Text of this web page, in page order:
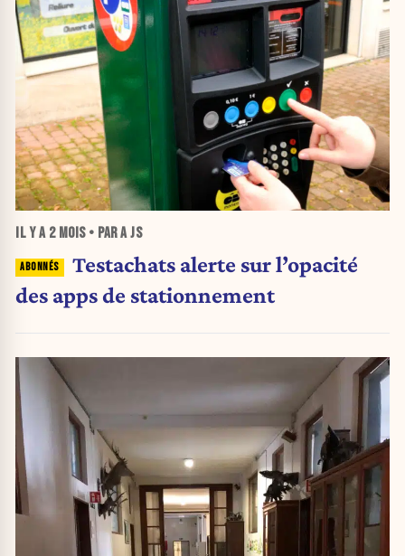
IL Y A 2 MOIS• PAR A JS
Testachats alerte sur l’opacité
des apps de stationnement